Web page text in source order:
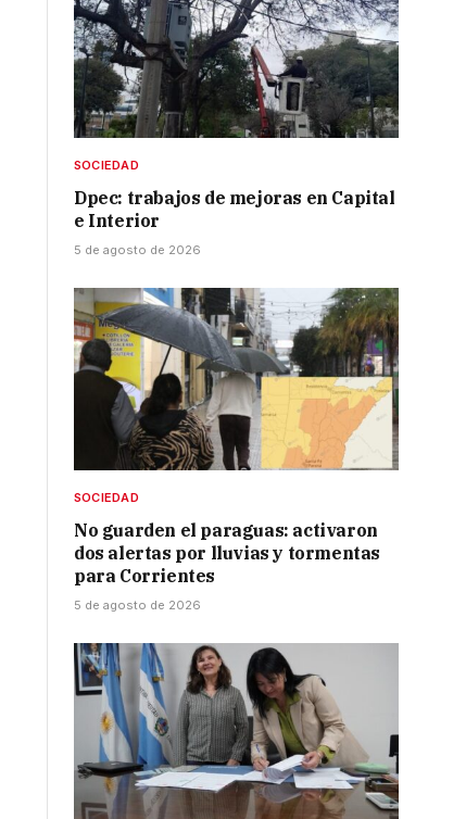
SOCIEDAD
Dpec: trabajos de mejoras en Capital
e Interior
5 de agosto de 2026
SOCIEDAD
No guarden el paraguas: activaron
dos alertas por lluvias y tormentas
para Corrientes
5 de agosto de 2026